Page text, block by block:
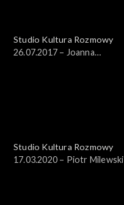
Studio Kultura Rozmowy
26.07.2017 – Joanna
Studio Kultura Rozmowy
17.03.2020 – Piotr Milewski